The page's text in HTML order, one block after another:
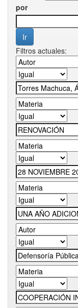
por
Filtros actuales: